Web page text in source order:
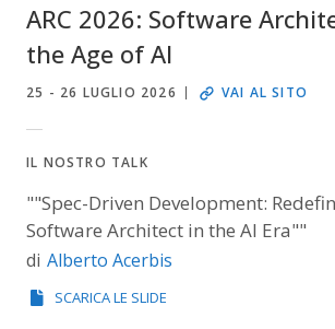
ARC 2026: Software
the Age of AI
25 - 26 LUGLIO 2026 VAI AL SITO
IL NOSTRO TALK
""Spec-Driven Development:
Software Architect in the AI Era""
di Alberto Acerbis
SCARICA LE SLIDE